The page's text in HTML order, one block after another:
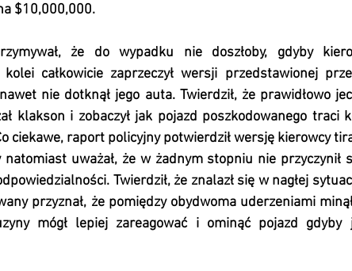
$10,000,000.
że do wypadku nie doszłoby, gdyby
całkowicie zaprzeczył wersji przedstawionej
nie dotknął jego auta. Twierdził, że prawidłowo
klakson i zobaczył jak pojazd poszkodowanego traci
ciekawe, raport policyjny potwierdził wersję kierowcy
natomiast uważał, że w żadnym stopniu nie przyczynił
Twierdził, że znalazł się w nagłej
przyznał, że pomiędzy obydwoma uderzeniami
mógł lepiej zareagować i ominąć pojazd gdyby